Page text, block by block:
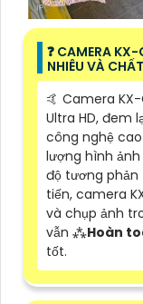
❓ CAMERA
NHIÊU VÀ
🤙 Camera
Ultra HD, đem
công nghệ
lượng hình
độ tương phản
tiến, camera
và chụp ảnh
vẫn ⁂Hoàn
tốt.